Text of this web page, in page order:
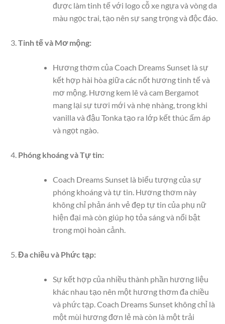
được làm tinh tế với logo cỗ xe ngựa và vòng da
màu ngọc trai, tạo nên sự sang trọng và độc đáo.
Tinh tế và Mơ mộng:
Hương thơm của Coach Dreams Sunset là sự
kết hợp hài hòa giữa các nốt hương tinh tế và
mơ mộng. Hương kem lê và cam Bergamot
mang lại sự tươi mới và nhẹ nhàng, trong khi
vanilla và đậu Tonka tạo ra lớp kết thúc ấm áp
và ngọt ngào.
Phóng khoáng và Tự tin:
Coach Dreams Sunset là biểu tượng của sự
phóng khoáng và tự tin. Hương thơm này
không chỉ phản ánh vẻ đẹp tự tin của phụ nữ
hiện đại mà còn giúp họ tỏa sáng và nổi bật
trong mọi hoàn cảnh.
Đa chiều và Phức tạp:
Sự kết hợp của nhiều thành phần hương liệu
khác nhau tạo nên một hương thơm đa chiều
và phức tạp. Coach Dreams Sunset không chỉ là
một mùi hương đơn lẻ mà còn là một trải